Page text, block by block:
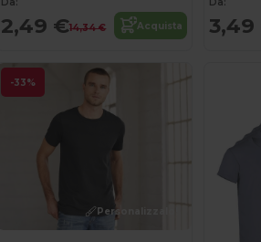
2,49 €14,34 € Acquista
-33%
Personalizzalo!